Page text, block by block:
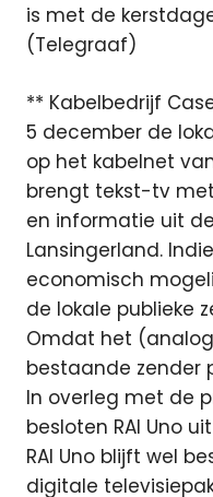
is met de
(Telegraaf)
** Kabelbedrijf
5 december de
op het kabelnet
brengt tekst-tv
en informatie uit
Lansingerland.
economisch
de lokale publieke
Omdat het
bestaande zender
In overleg met de
besloten RAI Uno
RAI Uno blijft wel
digitale